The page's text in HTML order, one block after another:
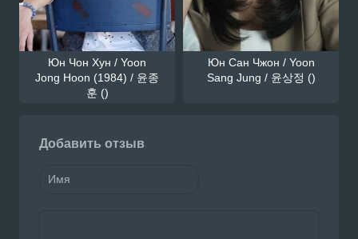
Юн Чон Хун / Yoon
Jong Hoon (1984) / 윤종
훈 ()
Юн Сан Чжон / Yoon
Sang Jung / 윤상정 ()
Добавить отзыв